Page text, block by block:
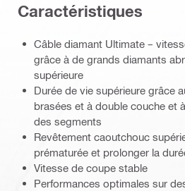
Caractéristiques
Câble diamant Ultimate –
grâce à de grands diamants
supérieure
Durée de vie supérieure grâce
brasées et à double couche et
des segments
Revêtement caoutchouc
prématurée et prolonger la
Vitesse de coupe stable
Performances optimales sur